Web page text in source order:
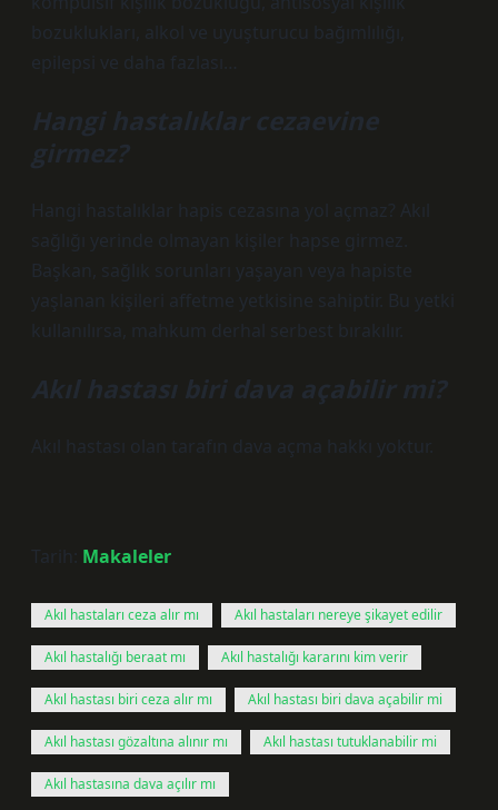
bozuklukları, alkol ve uyuşturucu bağımlılığı,
epilepsi ve daha fazlası…
Hangi hastalıklar cezaevine
girmez?
Hangi hastalıklar hapis cezasına yol açmaz? Akıl
sağlığı yerinde olmayan kişiler hapse girmez.
Başkan, sağlık sorunları yaşayan veya hapiste
yaşlanan kişileri affetme yetkisine sahiptir. Bu yetki
kullanılırsa, mahkum derhal serbest bırakılır.
Akıl hastası biri dava açabilir mi?
Akıl hastası olan tarafın dava açma hakkı yoktur.
Tarih: Makaleler
Akıl hastaları ceza alır mı Akıl hastaları nereye şikayet edilir
Akıl hastalığı beraat mı Akıl hastalığı kararını kim verir
Akıl hastası biri ceza alır mı Akıl hastası biri dava açabilir mi
Akıl hastası gözaltına alınır mı Akıl hastası tutuklanabilir mi
Akıl hastasına dava açılır mı